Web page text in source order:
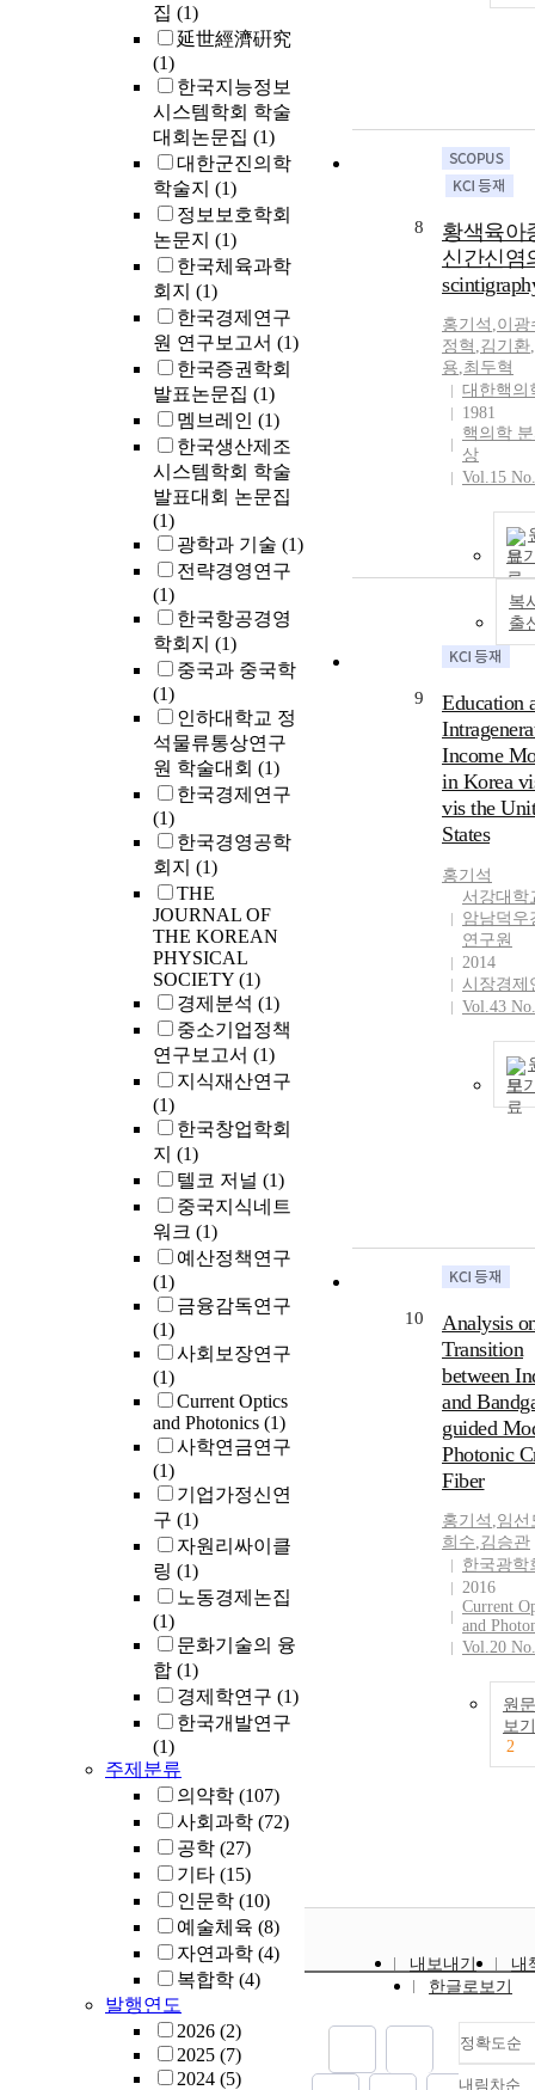
집 (1)
延世經濟硏究
(1)
한국지능정보
시스템학회 학술
대회논문집 (1)
대한군진의학
학술지 (1)
정보보호학회
논문지 (1)
한국체육과학
회지 (1)
한국경제연구
원 연구보고서 (1)
한국증권학회
발표논문집 (1)
멤브레인 (1)
한국생산제조
시스템학회 학술
발표대회 논문집
(1)
광학과 기술 (1)
전략경영연구
(1)
한국항공경영
학회지 (1)
중국과 중국학
(1)
인하대학교 정
석물류통상연구
원 학술대회 (1)
한국경제연구
(1)
한국경영공학
회지 (1)
THE
JOURNAL OF
THE KOREAN
PHYSICAL
SOCIETY (1)
경제분석 (1)
중소기업정책
연구보고서 (1)
지식재산연구
(1)
한국창업학회
지 (1)
텔코 저널 (1)
중국지식네트
워크 (1)
예산정책연구
(1)
금융감독연구
(1)
사회보장연구
(1)
Current Optics
and Photonics (1)
사학연금연구
(1)
기업가정신연
구 (1)
자원리싸이클
링 (1)
노동경제논집
(1)
문화기술의 융
합 (1)
경제학연구 (1)
한국개발연구
(1)
주제분류
의약학 (107)
사회과학 (72)
공학 (27)
기타 (15)
인문학 (10)
예술체육 (8)
자연과학 (4)
복합학 (4)
발행연도
2026 (2)
2025 (7)
2024 (5)
8
황색육아
신간신염
홍기석 ,이광
정혁 ,김기환,
용,최두혁
대한핵의
1981
핵의학
상
Vol.15
보
복
출
9
Education
Income
in Korea
vis the
States
홍기석
서강대학
암남덕우
연구원
2014
시장경제
Vol.43
보
10
Analysis
Transition
between
and
guided
Photonic
Fiber
홍기석 ,임선
희수,김승관
한국광학
2016
Current
and
Vol.20
원문
보기
2
내보내기
내
한글로보기
정확도순
내림차순